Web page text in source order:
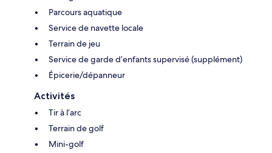
Parcours aquatique
Service de navette locale
Terrain de jeu
Service de garde d’enfants supervisé (supplément)
Épicerie/dépanneur
Activités
Tir à l’arc
Terrain de golf
Mini-golf